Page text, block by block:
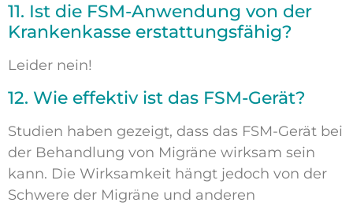
11. Ist die FSM-Anwendung von der
Krankenkasse erstattungsfähig?
Leider nein!
12. Wie effektiv ist das FSM-Gerät?
Studien haben gezeigt, dass das FSM-Gerät bei
der Behandlung von Migräne wirksam sein
kann. Die Wirksamkeit hängt jedoch von der
Schwere der Migräne und anderen